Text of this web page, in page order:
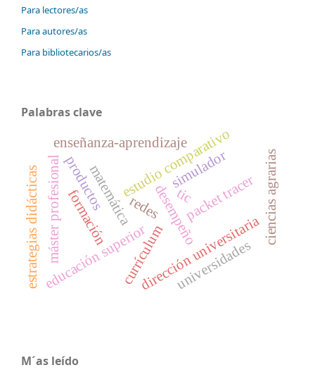
Para lectores/as
Para autores/as
Para bibliotecarios/as
Palabras clave
desempeño
educación superior
formación dirección universitaria
estudio comparativo
simulador
packet tracer
redes tic ciencias agrarias
enseñanza-aprendizaje
estrategias didácticas matemática
máster profesionalproductos
currículumuniversidades
M´as leído